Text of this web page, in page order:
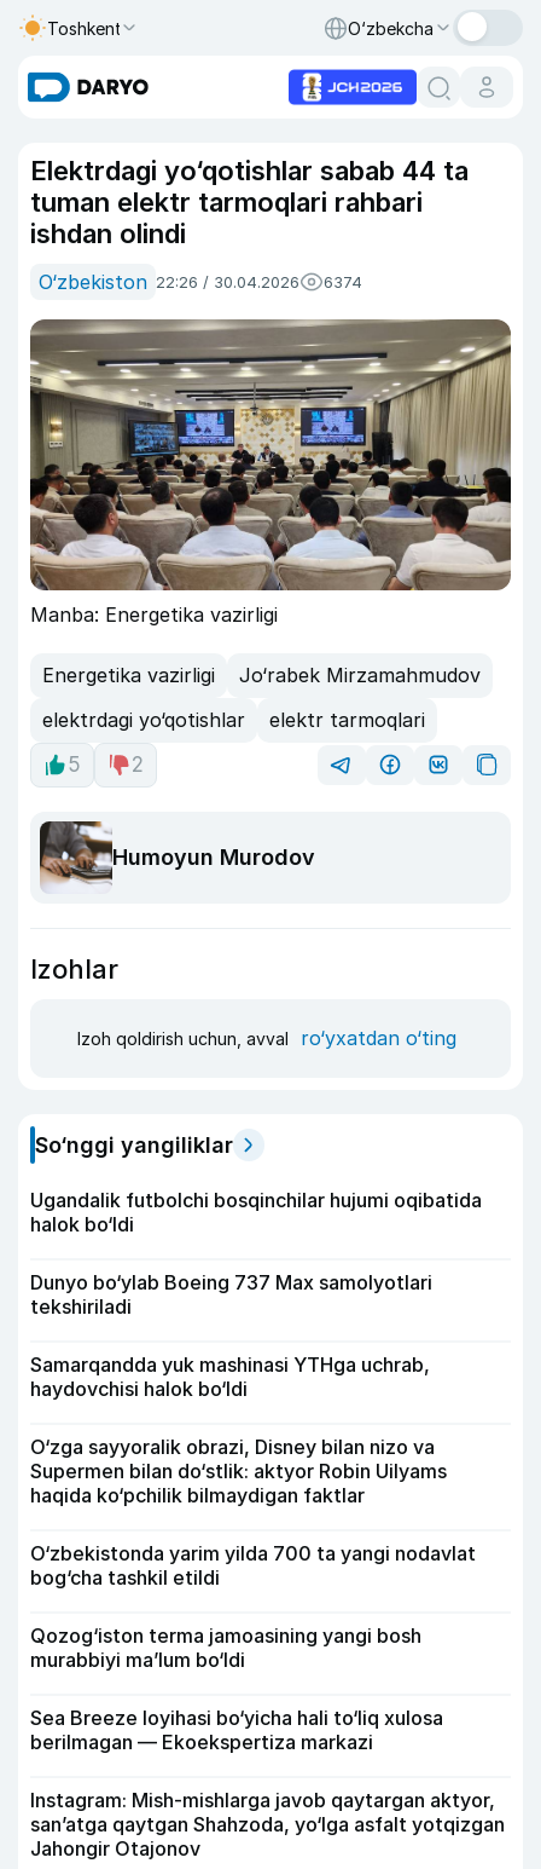
Toshkent O‘zbekcha
Elektrdagi yo‘qotishlar sabab 44 ta
tuman elektr tarmoqlari rahbari
ishdan olindi
O‘zbekiston 22:26 / 30.04.2026 6374
Manba: Energetika vazirligi
Energetika vazirligi
Jo‘rabek Mirzamahmudov
elektrdagi yo‘qotishlar
elektr tarmoqlari
5
2
Humoyun Murodov
Izohlar
Izoh qoldirish uchun, avval ro‘yxatdan o‘ting
So‘nggi yangiliklar
Ugandalik futbolchi bosqinchilar hujumi oqibatida
halok bo‘ldi
Dunyo bo‘ylab Boeing 737 Max samolyotlari
tekshiriladi
Samarqandda yuk mashinasi YTHga uchrab,
haydovchisi halok bo‘ldi
O‘zga sayyoralik obrazi, Disney bilan nizo va
Supermen bilan do‘stlik: aktyor Robin Uilyams
haqida ko‘pchilik bilmaydigan faktlar
O‘zbekistonda yarim yilda 700 ta yangi nodavlat
bog‘cha tashkil etildi
Qozog‘iston terma jamoasining yangi bosh
murabbiyi ma’lum bo‘ldi
Sea Breeze loyihasi bo‘yicha hali to‘liq xulosa
berilmagan — Ekoekspertiza markazi
Instagram: Mish-mishlarga javob qaytargan aktyor,
san’atga qaytgan Shahzoda, yo‘lga asfalt yotqizgan
Jahongir Otajonov